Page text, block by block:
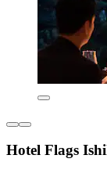
Hotel Flags